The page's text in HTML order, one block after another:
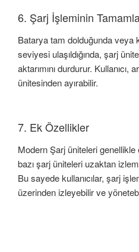
6. Şarj İşleminin
Batarya tam dolduğunda veya
seviyesi ulaşıldığında, şarj
aktarımını durdurur.
ünitesinden ayırabilir.
7. Ek Özellikler
Modern Şarj üniteleri
bazı şarj üniteleri uzaktan
Bu sayede kullanıcılar, şarj
üzerinden izleyebilir ve